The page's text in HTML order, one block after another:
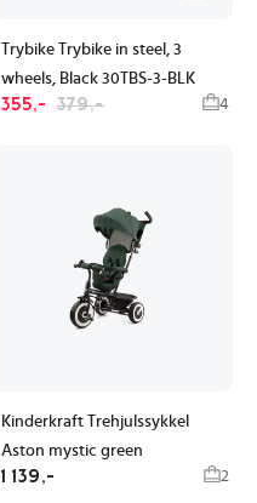
Trybike Trybike in steel, 3
wheels, Black 30TBS-3-BLK
355,- 379,- 4
Kinderkraft Trehjulssykkel
Aston mystic green
1 139,- 2